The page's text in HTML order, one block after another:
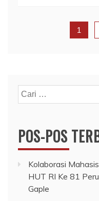
1
Cari
untuk:
POS-POS
Kolaborasi
HUT RI Ke 81
Gaple